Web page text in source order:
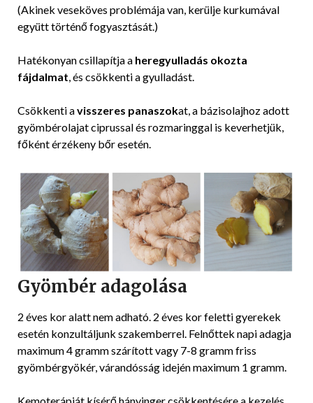
(Akinek veseköves problémája van, kerülje kurkumával
együtt történő fogyasztását.)
Hatékonyan csillapítja a heregyulladás okozta
fájdalmat, és csökkenti a gyulladást.
Csökkenti avisszeres panaszokat, a bázisolajhoz adott
gyömbérolajat ciprussal és rozmaringgal is keverhetjük,
főként érzékeny bőr esetén.
Gyömbér adagolása
2 éves kor alatt nem adható. 2 éves kor feletti gyerekek
esetén konzultáljunk szakemberrel. Felnőttek napi adagja
maximum 4 gramm szárított vagy 7-8 gramm friss
gyömbérgyökér, várandósság idején maximum 1 gramm.